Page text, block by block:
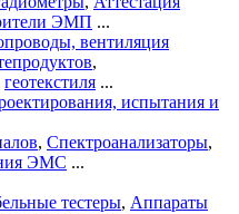
ЭМП ...
вентиляция
,
геотекстиля ...
испытания и
, Спектроанализаторы,
ЭМС ...
тестеры, Аппараты